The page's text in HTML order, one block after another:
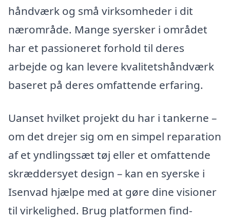
håndværk og små virksomheder i dit
nærområde. Mange syersker i området
har et passioneret forhold til deres
arbejde og kan levere kvalitetshåndværk
baseret på deres omfattende erfaring.
Uanset hvilket projekt du har i tankerne –
om det drejer sig om en simpel reparation
af et yndlingssæt tøj eller et omfattende
skræddersyet design – kan en syerske i
Isenvad hjælpe med at gøre dine visioner
til virkelighed. Brug platformen find-